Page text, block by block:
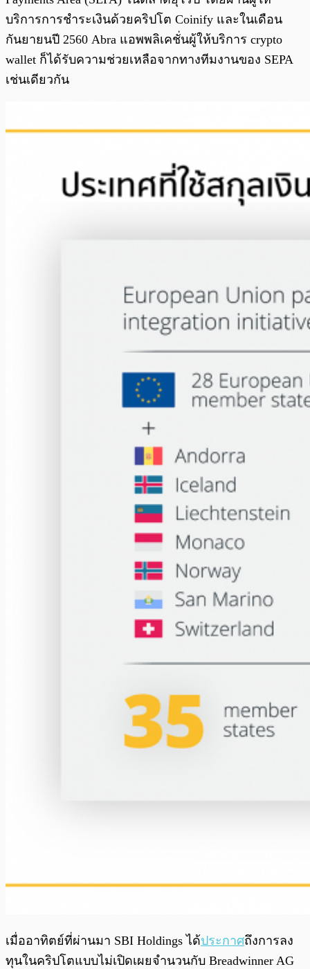
บริการการชำระเงินด้วยคริปโต Coinify และในเดือน
กันยายนปี 2560 Abra แอพพลิเคชั่นผู้ให้บริการ crypto
wallet ก็ได้รับความช่วยเหลือจากทางทีมงานของ SEPA
เช่นเดียวกัน
เมื่ออาทิตย์ที่ผ่านมา SBI Holdings ได้ประกาศถึงการลง
ทุนในคริปโตแบบไม่เปิดเผยจำนวนกับ Breadwinner AG